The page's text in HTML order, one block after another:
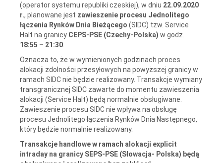
(operator systemu republiki czeskiej), w dniu 22.09.2020
r., planowane jest zawieszenie procesu Jednolitego
łączenia Rynków Dnia Bieżącego (SIDC) tzw. Service
Halt na granicy CEPS-PSE (Czechy-Polska) w godz.
18:55 – 21:30
Oznacza to, że w wymienionych godzinach proces
alokacji zdolności przesyłowych na powyższej granicy w
ramach SIDC nie będzie realizowany. Transakcje wymiany
transgranicznej SIDC zawarte do momentu zawieszenia
alokacji (Service Halt) będą normalnie obsługiwane.
Zawieszenie procesu SIDC nie wpływa na obsługę
procesu Jednolitego łączenia Rynków Dnia Następnego,
który będzie normalnie realizowany.
Transakcje handlowe w ramach alokacji explicit
intraday na granicy SEPS-PSE (Słowacja- Polska) będą